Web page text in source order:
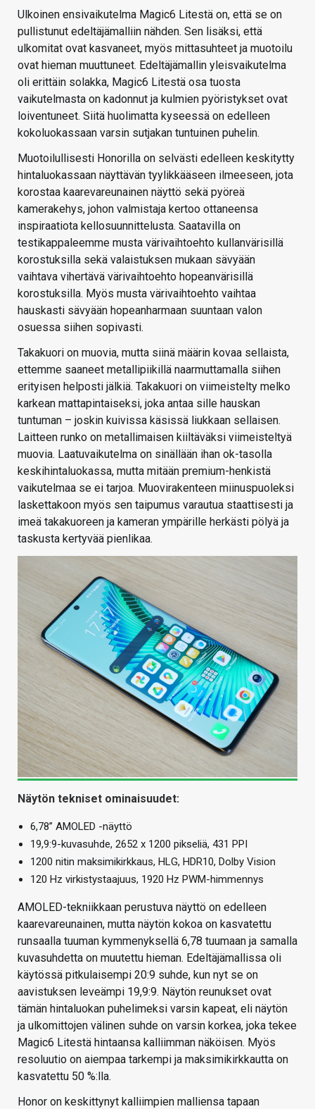
Ulkoinen ensivaikutelma Magic6 Litestä on, että se on
pullistunut edeltäjämalliin nähden. Sen lisäksi, että
ulkomitat ovat kasvaneet, myös mittasuhteet ja muotoilu
ovat hieman muuttuneet. Edeltäjämallin yleisvaikutelma
oli erittäin solakka, Magic6 Litestä osa tuosta
vaikutelmasta on kadonnut ja kulmien pyöristykset ovat
loiventuneet. Siitä huolimatta kyseessä on edelleen
kokoluokassaan varsin sutjakan tuntuinen puhelin.
Muotoilullisesti Honorilla on selvästi edelleen keskitytty
hintaluokassaan näyttävän tyylikkääseen ilmeeseen, jota
korostaa kaarevareunainen näyttö sekä pyöreä
kamerakehys, johon valmistaja kertoo ottaneensa
inspiraatiota kellosuunnittelusta. Saatavilla on
testikappaleemme musta värivaihtoehto kullanvärisillä
korostuksilla sekä valaistuksen mukaan sävyään
vaihtava vihertävä värivaihtoehto hopeanvärisillä
korostuksilla. Myös musta värivaihtoehto vaihtaa
hauskasti sävyään hopeanharmaan suuntaan valon
osuessa siihen sopivasti.
Takakuori on muovia, mutta siinä määrin kovaa sellaista,
ettemme saaneet metallipiikillä naarmuttamalla siihen
erityisen helposti jälkiä. Takakuori on viimeistelty melko
karkean mattapintaiseksi, joka antaa sille hauskan
tuntuman – joskin kuivissa käsissä liukkaan sellaisen.
Laitteen runko on metallimaisen kiiltäväksi viimeisteltyä
muovia. Laatuvaikutelma on sinällään ihan ok-tasolla
keskihintaluokassa, mutta mitään premium-henkistä
vaikutelmaa se ei tarjoa. Muovirakenteen miinuspuoleksi
laskettakoon myös sen taipumus varautua staattisesti ja
imeä takakuoreen ja kameran ympärille herkästi pölyä ja
taskusta kertyvää pienlikaa.
Näytön tekniset ominaisuudet:
6,78” AMOLED -näyttö
19,9:9-kuvasuhde, 2652 x 1200 pikseliä, 431 PPI
1200 nitin maksimikirkkaus, HLG, HDR10, Dolby Vision
120 Hz virkistystaajuus, 1920 Hz PWM-himmennys
AMOLED-tekniikkaan perustuva näyttö on edelleen
kaarevareunainen, mutta näytön kokoa on kasvatettu
runsaalla tuuman kymmenyksellä 6,78 tuumaan ja samalla
kuvasuhdetta on muutettu hieman. Edeltäjämallissa oli
käytössä pitkulaisempi 20:9 suhde, kun nyt se on
aavistuksen leveämpi 19,9:9. Näytön reunukset ovat
tämän hintaluokan puhelimeksi varsin kapeat, eli näytön
ja ulkomittojen välinen suhde on varsin korkea, joka tekee
Magic6 Litestä hintaansa kalliimman näköisen. Myös
resoluutio on aiempaa tarkempi ja maksimikirkkautta on
kasvatettu 50 %:lla.
Honor on keskittynyt kalliimpien malliensa tapaan